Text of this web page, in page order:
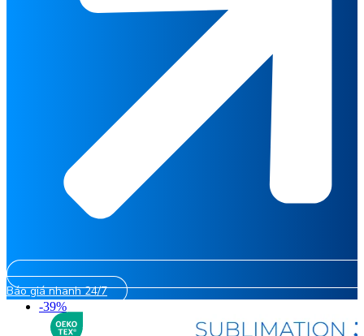
Báo giá nhanh 24/7
-39%